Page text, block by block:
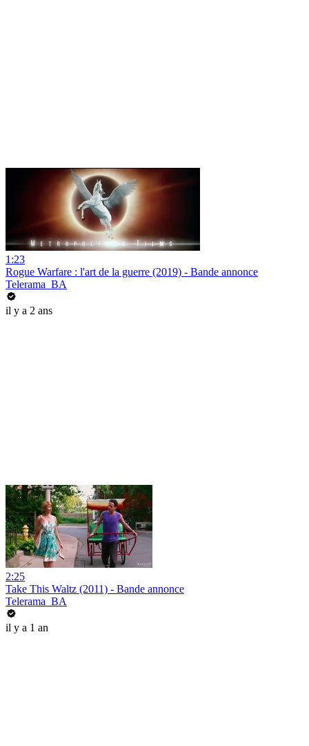
1:23
Rogue Warfare : l'art de la guerre (2019) - Bande annonce
Telerama_BA
il y a 2 ans
2:25
Take This Waltz (2011) - Bande annonce
Telerama_BA
il y a 1 an